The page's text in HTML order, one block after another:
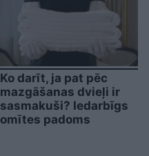
Ko darīt, ja pat pēc
mazgāšanas dvieļi ir
sasmakuši? Iedarbīgs
omītes padoms